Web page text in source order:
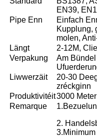
EN39,
Pipe Enn
Einfach
Kupplung,
molen,
Längt
2-12M,
Verpakung
Am
Liwwerzäit
20-30
zréckginn
Produktivitéit3000
Remarque
2.